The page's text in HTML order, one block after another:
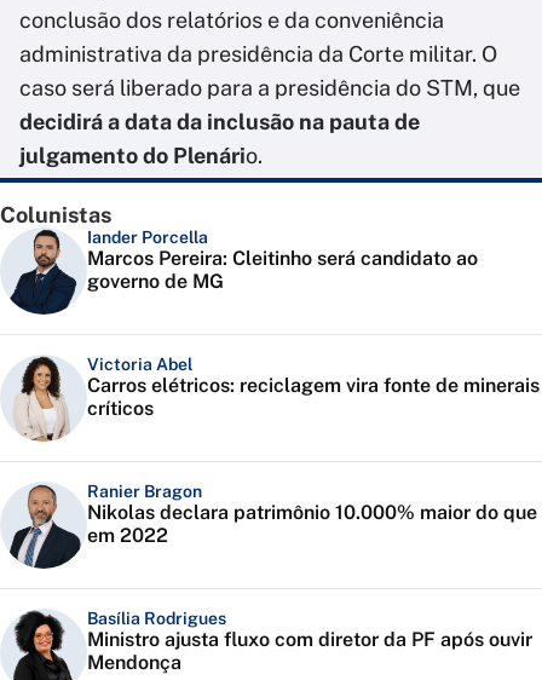
conclusão dos relatórios e da conveniência
administrativa da presidência da Corte militar. O
caso será liberado para a presidência do STM, que
decidirá a data da inclusão na pauta de
julgamento do Plenário.
Colunistas
Iander Porcella
Marcos Pereira: Cleitinho será candidato ao
governo de MG
Victoria Abel
Carros elétricos: reciclagem vira fonte de minerais
críticos
Ranier Bragon
Nikolas declara patrimônio 10.000% maior do que
em 2022
Basília Rodrigues
Ministro ajusta fluxo com diretor da PF após ouvir
Mendonça